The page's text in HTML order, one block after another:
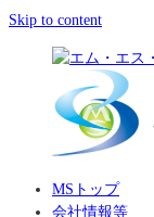
Skip to content
MSトップ
会社情報等